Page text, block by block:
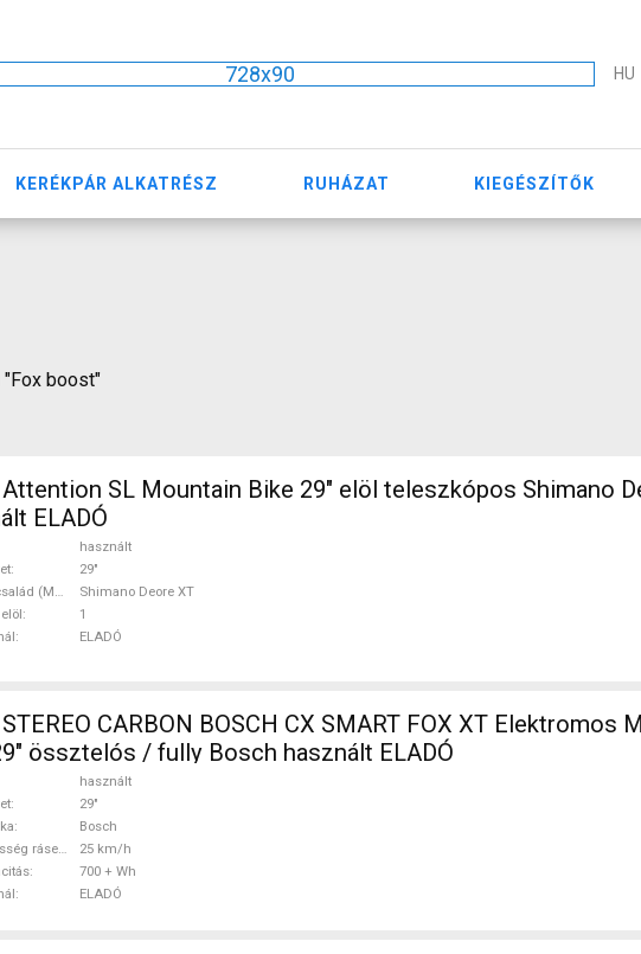
728x90 HU
KERÉKPÁR ALKATRÉSZ RUHÁZAT KIEGÉSZÍTŐK
boost"
Attention SL Mountain Bike 29" elöl teleszkópos Shimano
ELADÓ
használt
29"
Alkatrészcsalád (MTB)
Shimano Deore XT
1
ELADÓ
STEREO CARBON BOSCH CX SMART FOX XT Elektromos
össztelós / fully Bosch használt ELADÓ
használt
29"
Bosch
Max. sebesség rásegítéssel
25 km/h
700 + Wh
ELADÓ